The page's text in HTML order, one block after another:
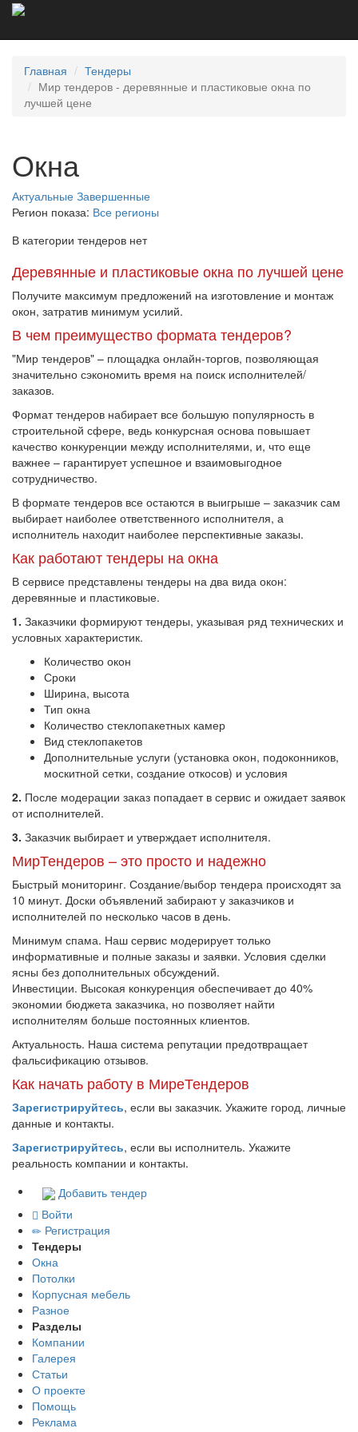
Главная
Тендеры
Мир тендеров - деревянные и пластиковые окна по
лучшей цене
Окна
Актуальные Завершенные
Регион показа: Все регионы
В категории тендеров нет
Деревянные и пластиковые окна по лучшей цене
Получите максимум предложений на изготовление и монтаж
окон, затратив минимум усилий.
В чем преимущество формата тендеров?
"Мир тендеров" – площадка онлайн-торгов, позволяющая
значительно сэкономить время на поиск исполнителей/
заказов.
Формат тендеров набирает все большую популярность в
строительной сфере, ведь конкурсная основа повышает
качество конкуренции между исполнителями, и, что еще
важнее – гарантирует успешное и взаимовыгодное
сотрудничество.
В формате тендеров все остаются в выигрыше – заказчик сам
выбирает наиболее ответственного исполнителя, а
исполнитель находит наиболее перспективные заказы.
Как работают тендеры на окна
В сервисе представлены тендеры на два вида окон:
деревянные и пластиковые.
1. Заказчики формируют тендеры, указывая ряд технических и
условных характеристик.
Количество окон
Сроки
Ширина, высота
Тип окна
Количество стеклопакетных камер
Вид стеклопакетов
Дополнительные услуги (установка окон, подоконников,
москитной сетки, создание откосов) и условия
2. После модерации заказ попадает в сервис и ожидает заявок
от исполнителей.
3. Заказчик выбирает и утверждает исполнителя.
МирТендеров – это просто и надежно
Быстрый мониторинг. Создание/выбор тендера происходят за
10 минут. Доски объявлений забирают у заказчиков и
исполнителей по несколько часов в день.
Минимум спама. Наш сервис модерирует только
информативные и полные заказы и заявки. Условия сделки
ясны без дополнительных обсуждений.
Инвестиции. Высокая конкуренция обеспечивает до 40%
экономии бюджета заказчика, но позволяет найти
исполнителям больше постоянных клиентов.
Актуальность. Наша система репутации предотвращает
фальсификацию отзывов.
Как начать работу в МиреТендеров
Зарегистрируйтесь, если вы заказчик. Укажите город, личные
данные и контакты.
Зарегистрируйтесь, если вы исполнитель. Укажите
реальность компании и контакты.
Добавить тендер
Войти
Регистрация
Тендеры
Окна
Потолки
Корпусная мебель
Разное
Разделы
Компании
Галерея
Статьи
О проекте
Помощь
Реклама